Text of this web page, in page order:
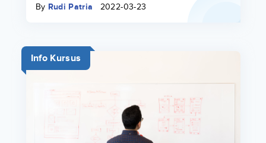
By Rudi Patria 2022-03-23
Info Kursus